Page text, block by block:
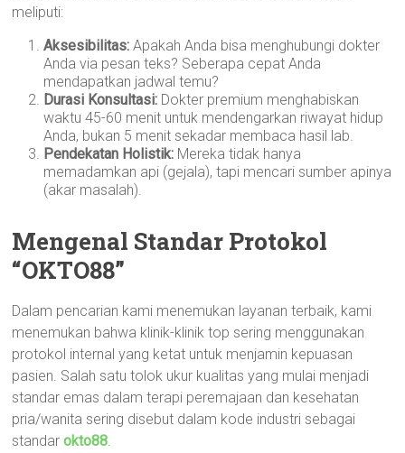
meliputi:
Aksesibilitas: Apakah Anda bisa menghubungi dokter
Anda via pesan teks? Seberapa cepat Anda
mendapatkan jadwal temu?
Durasi Konsultasi: Dokter premium menghabiskan
waktu 45-60 menit untuk mendengarkan riwayat hidup
Anda, bukan 5 menit sekadar membaca hasil lab.
Pendekatan Holistik: Mereka tidak hanya
memadamkan api (gejala), tapi mencari sumber apinya
(akar masalah).
Mengenal Standar Protokol
“OKTO88”
Dalam pencarian kami menemukan layanan terbaik, kami
menemukan bahwa klinik-klinik top sering menggunakan
protokol internal yang ketat untuk menjamin kepuasan
pasien. Salah satu tolok ukur kualitas yang mulai menjadi
standar emas dalam terapi peremajaan dan kesehatan
pria/wanita sering disebut dalam kode industri sebagai
standarokto88